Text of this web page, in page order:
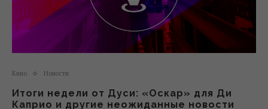
Кино Новости
Итоги недели от Дуси: «Оскар» для Ди
Каприо и другие неожиданные новости